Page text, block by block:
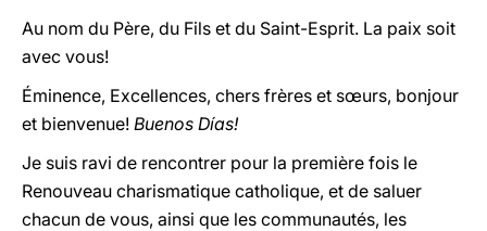
Au nom du Père, du Fils et du Saint-Esprit. La paix soit
avec vous!
Éminence, Excellences, chers frères et sœurs, bonjour
et bienvenue! Buenos Días!
Je suis ravi de rencontrer pour la première fois le
Renouveau charismatique catholique, et de saluer
chacun de vous, ainsi que les communautés, les